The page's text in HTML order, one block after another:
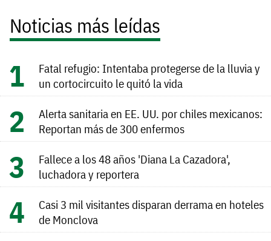
Noticias más leídas
Fatal refugio: Intentaba protegerse de la lluvia y
un cortocircuito le quitó la vida
Alerta sanitaria en EE. UU. por chiles mexicanos:
Reportan más de 300 enfermos
Fallece a los 48 años 'Diana La Cazadora',
luchadora y reportera
Casi 3 mil visitantes disparan derrama en hoteles
de Monclova